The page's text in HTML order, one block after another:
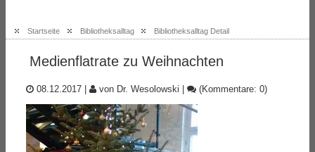
Startseite Bibliotheksalltag Bibliotheksalltag Detail
Medienflatrate zu Weihnachten
08.12.2017 | von Dr. Wesolowski | (Kommentare: 0)